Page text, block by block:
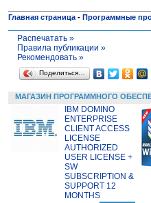
Главная страница - Программные
Распечатать »
Правила публикации »
Рекомендовать »
Поделиться…
МАГАЗИН ПРОГРАММНОГО
IBM DOMINO
ENTERPRISE
CLIENT ACCESS
LICENSE
AUTHORIZED
USER LICENSE +
SW
SUBSCRIPTION &
SUPPORT 12
MONTHS